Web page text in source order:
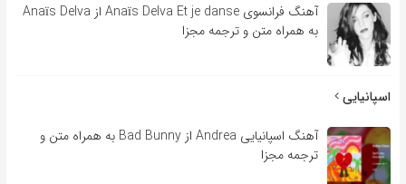
آهنگ فرانسوی Anaïs Delva Et je danse از Anaïs Delva
به همراه متن و ترجمه مجزا
اسپانیایی
آهنگ اسپانیایی Andrea از Bad Bunny به همراه متن و
ترجمه مجزا